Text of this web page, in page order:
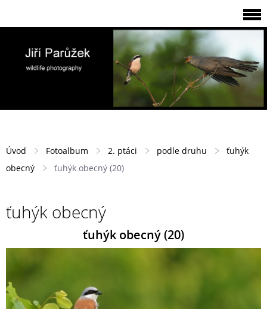
Úvod Fotoalbum 2. ptáci podle druhu
ťuhýk
obecný
ťuhýk obecný (20)
ťuhýk obecný
ťuhýk obecný (20)